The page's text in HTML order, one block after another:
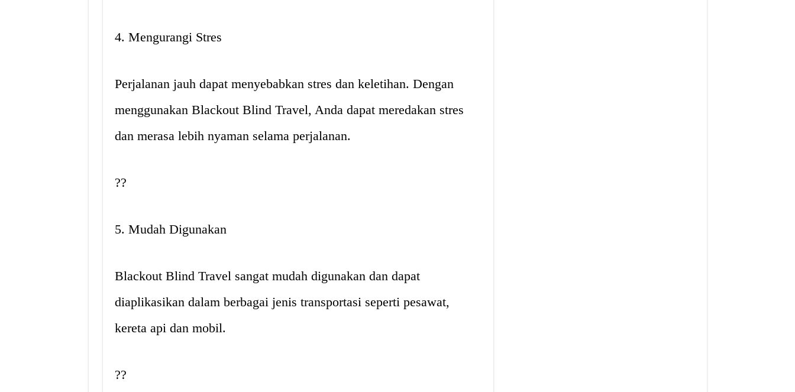
4. Mengurangi Stres
Perjalanan jauh dapat menyebabkan stres dan keletihan. Dengan
menggunakan Blackout Blind Travel, Anda dapat meredakan stres
dan merasa lebih nyaman selama perjalanan.
??
5. Mudah Digunakan
Blackout Blind Travel sangat mudah digunakan dan dapat
diaplikasikan dalam berbagai jenis transportasi seperti pesawat,
kereta api dan mobil.
??